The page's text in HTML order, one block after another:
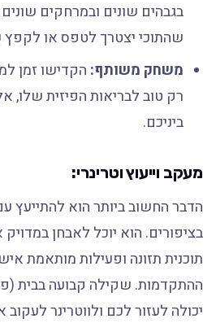
בגבהים שונים ובמרחקים שונים
שהתוכי יצטרך לטפס או לקפץ
משחק משותף:הקדישו זמן
רק טוב לבריאות הפיזית
ביניכם.
מעקב וייעוץ וטרינרי:
הדבר החשוב ביותר הוא להתייעץ
בציפורים. הוא יוכל לאבחן במדויק
תוכנית תזונה ופעילות מותאמת
ההתקדמות. שקילה קבועה בבית
יכולה לעזור לכם ולווטרינר